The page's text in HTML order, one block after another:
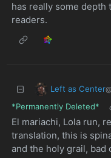
has really some
readers.
Left as Center
*Permanently Deleted*
El mariachi, Lola run,
translation, this is
and the holy grail,